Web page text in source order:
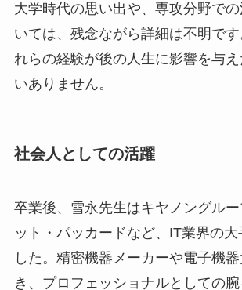
大学時代の思い出や、専攻分野で
いては、残念ながら詳細は不明で
れらの経験が後の人生に影響を与
いありません。
社会人としての活躍
卒業後、雪永先生はキヤノングル
ット・パッカードなど、IT業界の大
した。精密機器メーカーや電子機
き、プロフェッショナルとしての